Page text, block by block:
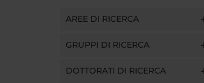
AREE DI RICERCA
GRUPPI DI RICERCA
DOTTORATI DI RICERCA